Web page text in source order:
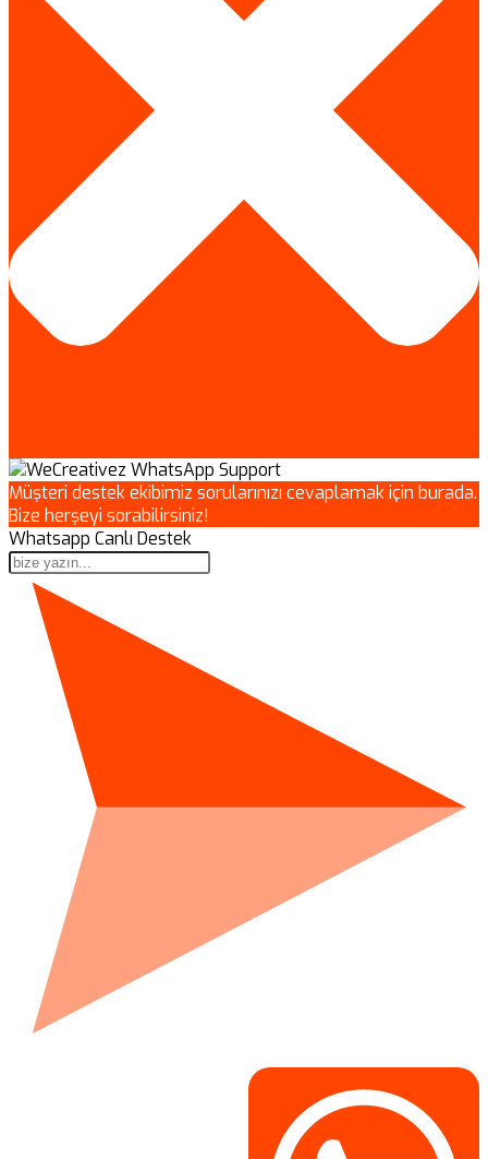
Müşteri destek ekibimiz sorularınızı cevaplamak için burada.
Bize herşeyi sorabilirsiniz!
Whatsapp Canlı Destek